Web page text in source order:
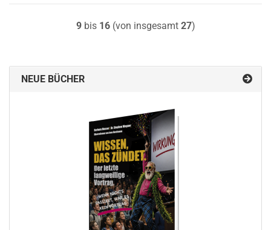
9bis 16(von insgesamt 27)
NEUE BÜCHER